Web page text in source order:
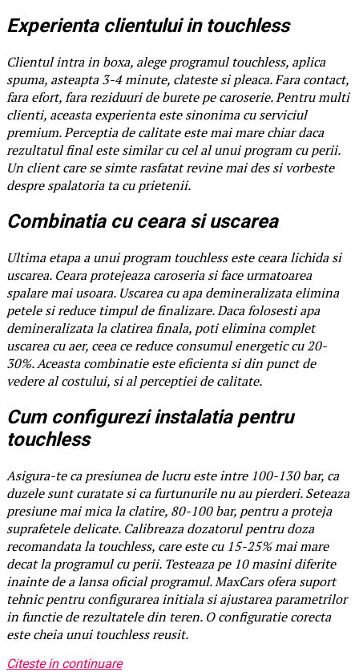
Experienta clientului in touchless
Clientul intra in boxa, alege programul touchless, aplica
spuma, asteapta 3-4 minute, clateste si pleaca. Fara contact,
fara efort, fara reziduuri de burete pe caroserie. Pentru multi
clienti, aceasta experienta este sinonima cu serviciul
premium. Perceptia de calitate este mai mare chiar daca
rezultatul final este similar cu cel al unui program cu perii.
Un client care se simte rasfatat revine mai des si vorbeste
despre spalatoria ta cu prietenii.
Combinatia cu ceara si uscarea
Ultima etapa a unui program touchless este ceara lichida si
uscarea. Ceara protejeaza caroseria si face urmatoarea
spalare mai usoara. Uscarea cu apa demineralizata elimina
petele si reduce timpul de finalizare. Daca folosesti apa
demineralizata la clatirea finala, poti elimina complet
uscarea cu aer, ceea ce reduce consumul energetic cu 20-
30%. Aceasta combinatie este eficienta si din punct de
vedere al costului, si al perceptiei de calitate.
Cum configurezi instalatia pentru
touchless
Asigura-te ca presiunea de lucru este intre 100-130 bar, ca
duzele sunt curatate si ca furtunurile nu au pierderi. Seteaza
presiune mai mica la clatire, 80-100 bar, pentru a proteja
suprafetele delicate. Calibreaza dozatorul pentru doza
recomandata la touchless, care este cu 15-25% mai mare
decat la programul cu perii. Testeaza pe 10 masini diferite
inainte de a lansa oficial programul. MaxCars ofera suport
tehnic pentru configurarea initiala si ajustarea parametrilor
in functie de rezultatele din teren. O configuratie corecta
este cheia unui touchless reusit.
Citeste in continuare